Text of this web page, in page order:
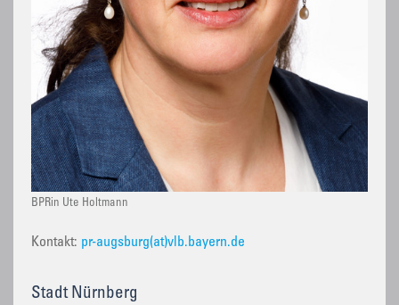
BPRin Ute Holtmann
Kontakt: pr-augsburg(at)vlb.bayern.de
Stadt Nürnberg